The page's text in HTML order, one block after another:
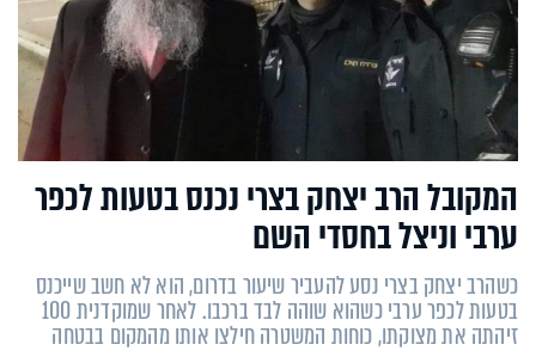
המקובל הרב יצחק בצרי נכנס בטעות לכפר
ערבי וניצל בחסדי השם
כשהרב יצחק בצרי נסע להעביר שיעור בדרום, הוא לא חשב שייכנס
בטעות לכפר ערבי כשהוא שוהה לבד ברכבו. לאחר שמוקדנית 100
זיהתה את מצוקתו, כוחות המשטרה חילצו אותו מהמקום בבטחה